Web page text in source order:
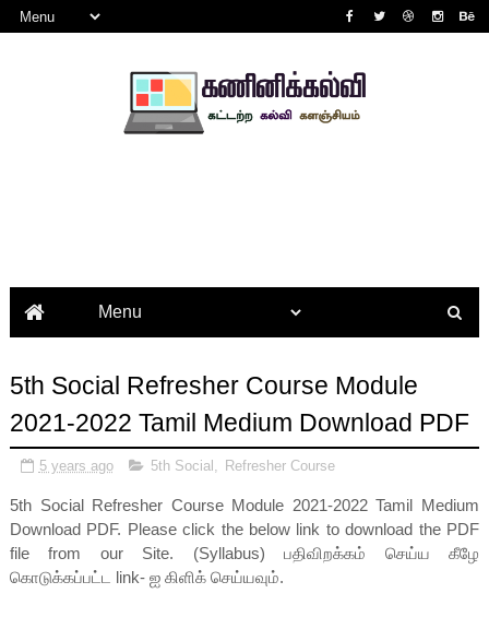
5th Social Refresher Course Module
2021-2022 Tamil Medium Download PDF
5 years ago 5th Social Refresher Course
5th Social Refresher Course Module 2021-2022 Tamil Medium
Download PDF. Please click the below link to download the PDF
file from our Site. (Syllabus) பதிவிறக்கம் செய்ய கீழே
கொடுக்கப்பட்ட link- ஐ கிளிக் செய்யவும்.